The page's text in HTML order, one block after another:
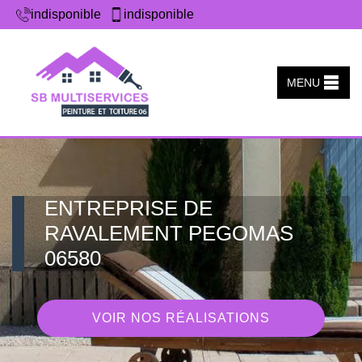
indisponible indisponible
MENU
ENTREPRISE DE
RAVALEMENT PEGOMAS
06580
VOIR NOS RÉALISATIONS